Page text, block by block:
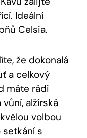
Ideální
Celsia.
že dokonalá
a celkový
máte rádi
alžírská
volbou
s